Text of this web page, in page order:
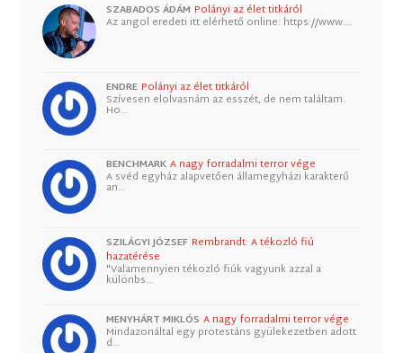
SZABADOS ÁDÁM Polányi az élet titkáról
Az angol eredeti itt elérhető online: https://www.…
ENDRE Polányi az élet titkáról
Szívesen elolvasnám az esszét, de nem találtam.
Ho…
BENCHMARK A nagy forradalmi terror vége
A svéd egyház alapvetően államegyházi karakterű
an…
SZILÁGYI JÓZSEF Rembrandt: A tékozló fiú
hazatérése
"Valamennyien tékozló fiúk vagyunk azzal a
különbs…
MENYHÁRT MIKLÓS A nagy forradalmi terror vége
Mindazonáltal egy protestáns gyülekezetben adott
d…